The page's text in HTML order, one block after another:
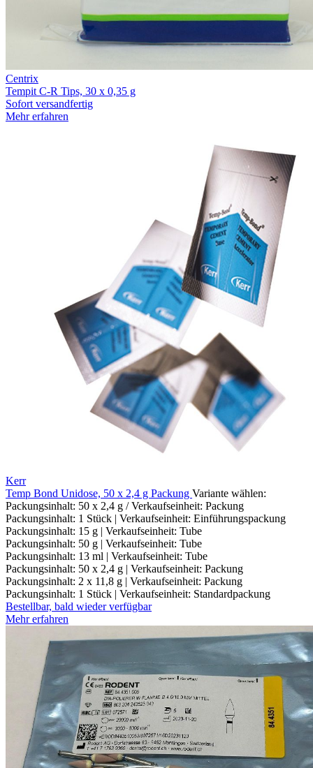
Centrix
Tempit C-R Tips, 30 x 0,35 g
Sofort versandfertig
Mehr erfahren
Kerr
Temp Bond Unidose, 50 x 2,4 g Packung Variante wählen:
Packungsinhalt: 50 x 2,4 g / Verkaufseinheit: Packung
Packungsinhalt: 1 Stück | Verkaufseinheit: Einführungspackung
Packungsinhalt: 15 g | Verkaufseinheit: Tube
Packungsinhalt: 50 g | Verkaufseinheit: Tube
Packungsinhalt: 13 ml | Verkaufseinheit: Tube
Packungsinhalt: 50 x 2,4 g | Verkaufseinheit: Packung
Packungsinhalt: 2 x 11,8 g | Verkaufseinheit: Packung
Packungsinhalt: 1 Stück | Verkaufseinheit: Standardpackung
Bestellbar, bald wieder verfügbar
Mehr erfahren